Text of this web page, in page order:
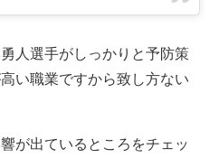
人選手がしっかりと予防策
い職業ですから致し方ない
が出ているところをチェッ